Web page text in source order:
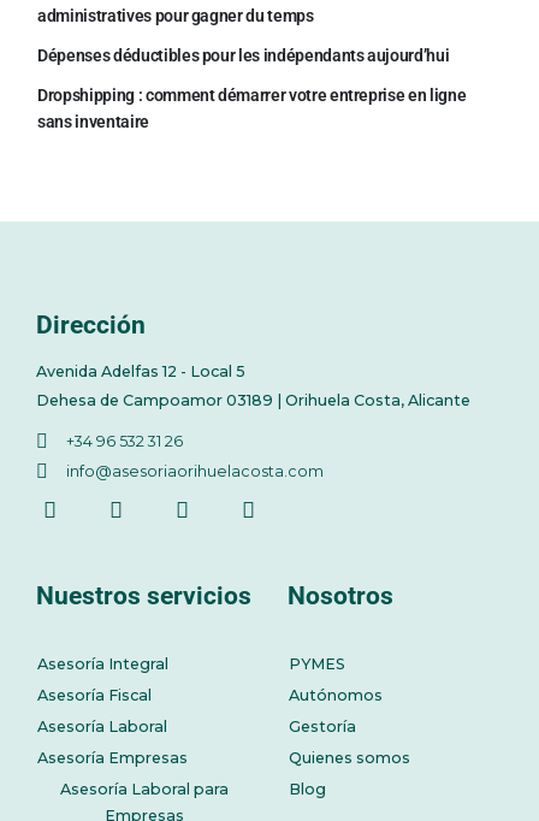
administratives pour gagner du temps
Dépenses déductibles pour les indépendants aujourd’hui
Dropshipping : comment démarrer votre entreprise en ligne
sans inventaire
Dirección
Avenida Adelfas 12 - Local 5
Dehesa de Campoamor 03189 | Orihuela Costa, Alicante
+34 96 532 31 26
info@asesoriaorihuelacosta.com
Nuestros servicios
Asesoría Integral
Asesoría Fiscal
Asesoría Laboral
Asesoría Empresas
Asesoría Laboral para
Empresas
Nosotros
PYMES
Autónomos
Gestoría
Quienes somos
Blog